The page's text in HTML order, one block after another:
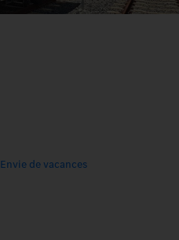
Envie de vacances